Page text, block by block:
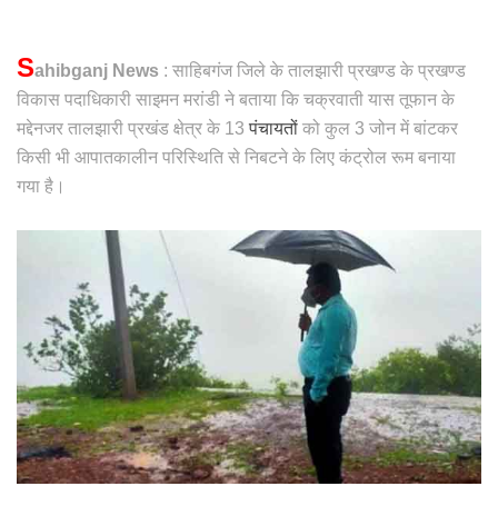
Sahibganj News : साहिबगंज जिले के तालझारी प्रखण्ड के प्रखण्ड
विकास पदाधिकारी साइमन मरांडी ने बताया कि चक्रवाती यास तूफान के
मद्देनजर तालझारी प्रखंड क्षेत्र के 13 पंचायतों को कुल 3 जोन में बांटकर
किसी भी आपातकालीन परिस्थिति से निबटने के लिए कंट्रोल रूम बनाया
गया है।